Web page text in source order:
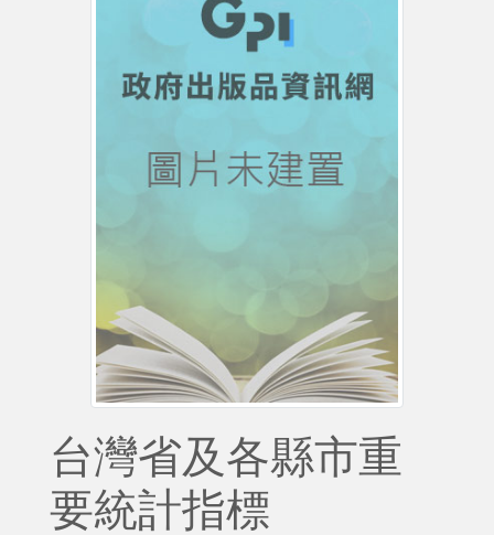
台灣省及各縣市重
要統計指標